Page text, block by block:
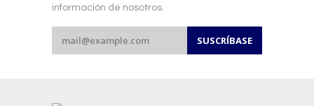
información de nosotros.